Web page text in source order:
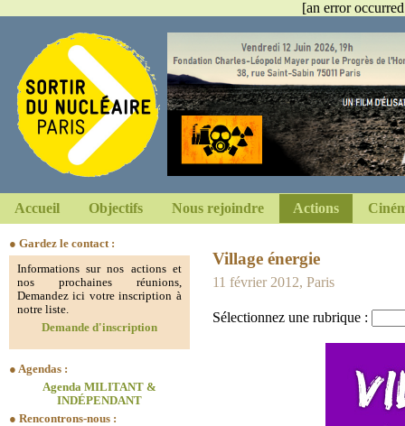
[an error
Accueil Objectifs Nous rejoindre Actions
● Gardez le contact :
Informations sur nos actions et
nos prochaines réunions,
Demandez ici votre inscription à
notre liste.
Demande d'inscription
● Agendas :
Agenda MILITANT &
INDÉPENDANT
● Rencontrons-nous :
Village énergie
11 février 2012, Paris
Sélectionnez une rubrique :